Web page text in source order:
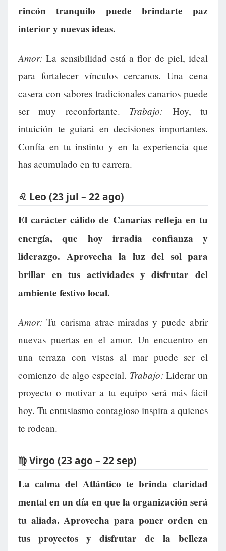
rincón tranquilo puede brindarte paz
interior y nuevas ideas.
Amor: La sensibilidad está a flor de piel, ideal
para fortalecer vínculos cercanos. Una cena
casera con sabores tradicionales canarios puede
ser muy reconfortante. Trabajo: Hoy, tu
intuición te guiará en decisiones importantes.
Confía en tu instinto y en la experiencia que
has acumulado en tu carrera.
♌ Leo (23 jul – 22 ago)
El carácter cálido de Canarias refleja en tu
energía, que hoy irradia confianza y
liderazgo. Aprovecha la luz del sol para
brillar en tus actividades y disfrutar del
ambiente festivo local.
Amor: Tu carisma atrae miradas y puede abrir
nuevas puertas en el amor. Un encuentro en
una terraza con vistas al mar puede ser el
comienzo de algo especial. Trabajo: Liderar un
proyecto o motivar a tu equipo será más fácil
hoy. Tu entusiasmo contagioso inspira a quienes
te rodean.
♍ Virgo (23 ago – 22 sep)
La calma del Atlántico te brinda claridad
mental en un día en que la organización será
tu aliada. Aprovecha para poner orden en
tus proyectos y disfrutar de la belleza